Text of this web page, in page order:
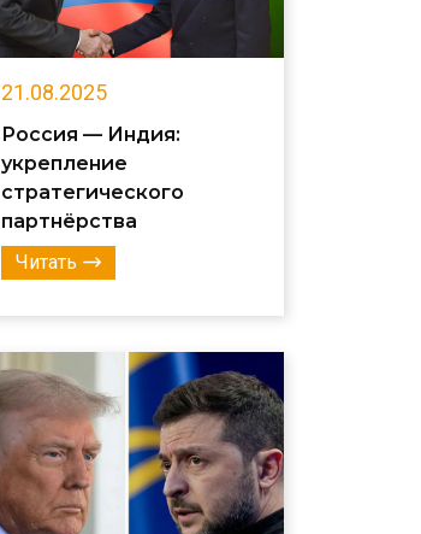
21.08.2025
Россия — Индия:
укрепление
стратегического
партнёрства
Читать